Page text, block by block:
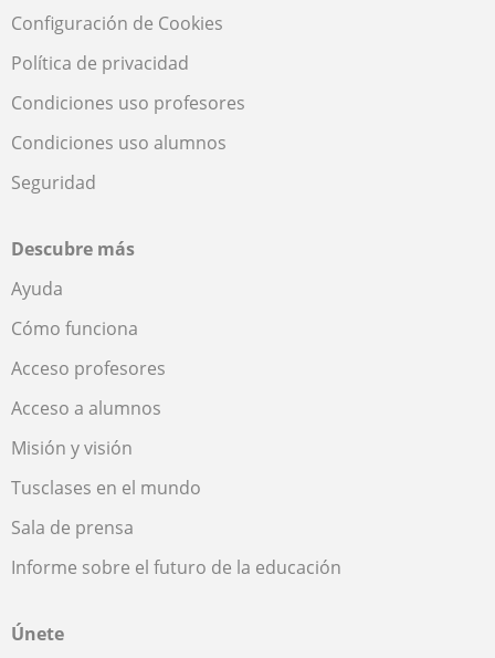
Configuración de Cookies
Política de privacidad
Condiciones uso profesores
Condiciones uso alumnos
Seguridad
Descubre más
Ayuda
Cómo funciona
Acceso profesores
Acceso a alumnos
Misión y visión
Tusclases en el mundo
Sala de prensa
Informe sobre el futuro de la educación
Únete